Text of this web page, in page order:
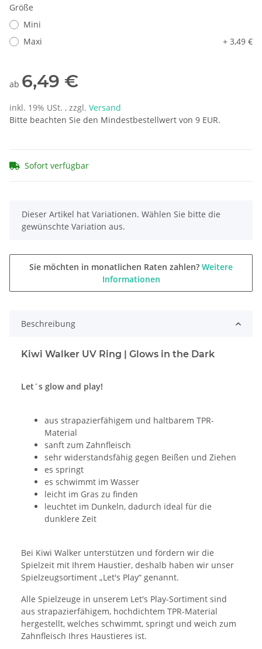
Größe
Mini
Maxi
+ 3,49 €
ab 6,49 €
inkl. 19% USt. , zzgl. Versand
Bitte beachten Sie den Mindestbestellwert von 9 EUR.
Sofort verfügbar
x
Dieser Artikel hat Variationen. Wählen Sie bitte die
gewünschte Variation aus.
Sie möchten in monatlichen Raten zahlen? Weitere
Informationen
Beschreibung
Kiwi Walker UV Ring | Glows in the Dark
Let´s glow and play!
aus strapazierfähigem und haltbarem TPR-
Material
sanft zum Zahnfleisch
sehr widerstandsfähig gegen Beißen und Ziehen
es springt
es schwimmt im Wasser
leicht im Gras zu finden
leuchtet im Dunkeln, dadurch ideal für die
dunklere Zeit
Bei Kiwi Walker unterstützen und fördern wir die
Spielzeit mit Ihrem Haustier, deshalb haben wir unser
Spielzeugsortiment „Let's Play“ genannt.
Alle Spielzeuge in unserem Let's Play-Sortiment sind
aus strapazierfähigem, hochdichtem TPR-Material
hergestellt, welches schwimmt, springt und weich zum
Zahnfleisch Ihres Haustieres ist.